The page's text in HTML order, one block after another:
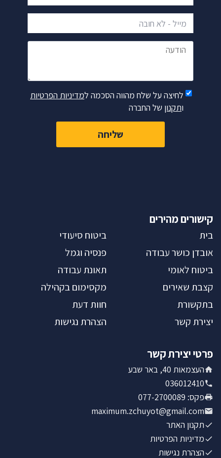
מייל - לא חובה
הודעה
לחיצה על שלח מהווה הסכמה למדיניות הפרטיות
ותקנון של החברה
שליחה
קישורים מהירים
בית
ביטוח סיעודי
אובדן כושר עבודה
פנסיה וגמל
ביטוח לאומי
תאונת עבודה
קצבת שאירים
מקסימום בקהילה
בתקשורת
חוות דעת
יצירת קשר
הצהרת נגישות
פרטי יצירת קשר
העצמאות 40, באר שבע
036012410
פקס:
077-2700089
maximum.zchuyot@gmail.com
תקנון האתר
מדיניות הפרטיות
הצהרת נגישות